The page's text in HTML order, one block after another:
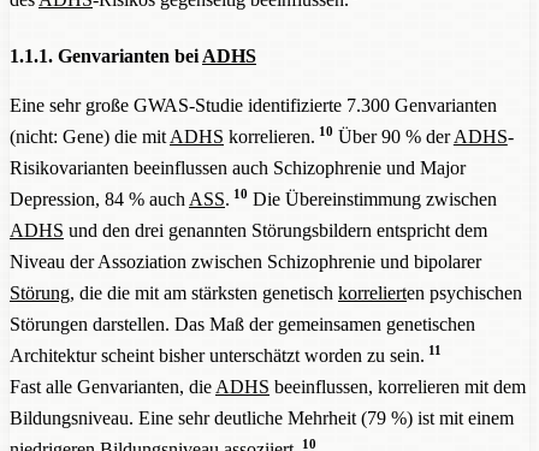
1.1.1. Genvarianten bei ADHS
Eine sehr große GWAS-Studie identifizierte 7.300 Genvarianten
(nicht: Gene) die mit ADHS korrelieren. 10 Über 90 % derADHS-
Risikovarianten beeinflussen auch Schizophrenie und Major
Depression, 84 % auch ASS. 10 Die Übereinstimmung zwischen
ADHS und den drei genannten Störungsbildern entspricht dem
Niveau der Assoziation zwischen Schizophrenie und bipolarer
Störung, die die mit am stärksten genetisch korrelierten psychischen
Störungen darstellen. Das Maß der gemeinsamen genetischen
Architektur scheint bisher unterschätzt worden zu sein. 11
Fast alle Genvarianten, die ADHS beeinflussen, korrelieren mit dem
Bildungsniveau. Eine sehr deutliche Mehrheit (79 %) ist mit einem
10